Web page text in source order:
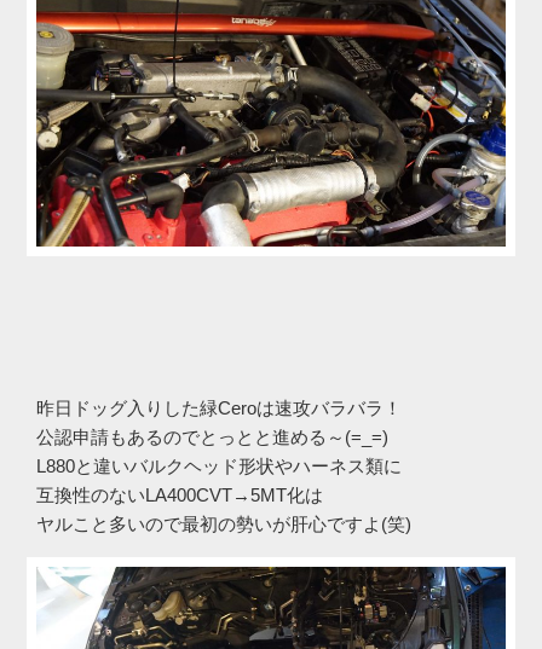
昨日ドッグ入りした緑Ceroは速攻バラバラ！
公認申請もあるのでとっとと進める～(=_=)
L880と違いバルクヘッド形状やハーネス類に
互換性のないLA400CVT→5MT化は
ヤルこと多いので最初の勢いが肝心ですよ(笑)